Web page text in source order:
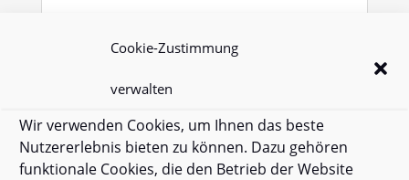
Cookie-Zustimmung
verwalten
Wir verwenden Cookies, um Ihnen das beste
Nutzererlebnis bieten zu können. Dazu gehören
funktionale Cookies, die den Betrieb der Website
Smooth Pop/Soul
Programm an, das sich